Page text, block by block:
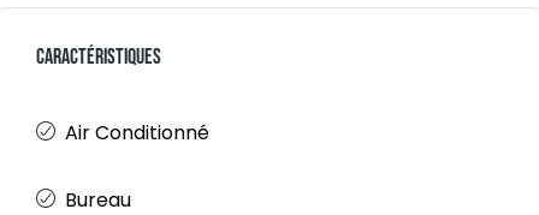
Caractéristiques
Air Conditionné
Bureau